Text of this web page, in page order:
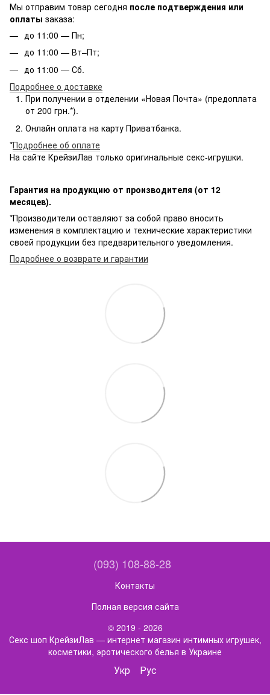
Мы отправим товар сегодня после подтверждения или
оплаты заказа:
до 11:00 — Пн;
до 11:00 — Вт–Пт;
до 11:00 — Сб.
Подробнее о доставке
При получении в отделении «Новая Почта» (предоплата
от 200 грн.*).
Онлайн оплата на карту Приватбанка.
*Подробнее об оплате
На сайте КрейзиЛав только оригинальные секс-игрушки.
Гарантия на продукцию от производителя (от 12
месяцев).
*Производители оставляют за собой право вносить
изменения в комплектацию и технические характеристики
своей продукции без предварительного уведомления.
Подробнее о возврате и гарантии
(093) 108-88-28
Контакты
Полная версия сайта
© 2019 - 2026
Секс шоп КрейзиЛав — интернет магазин интимных игрушек,
косметики, эротического белья в Украине
Укр Рус